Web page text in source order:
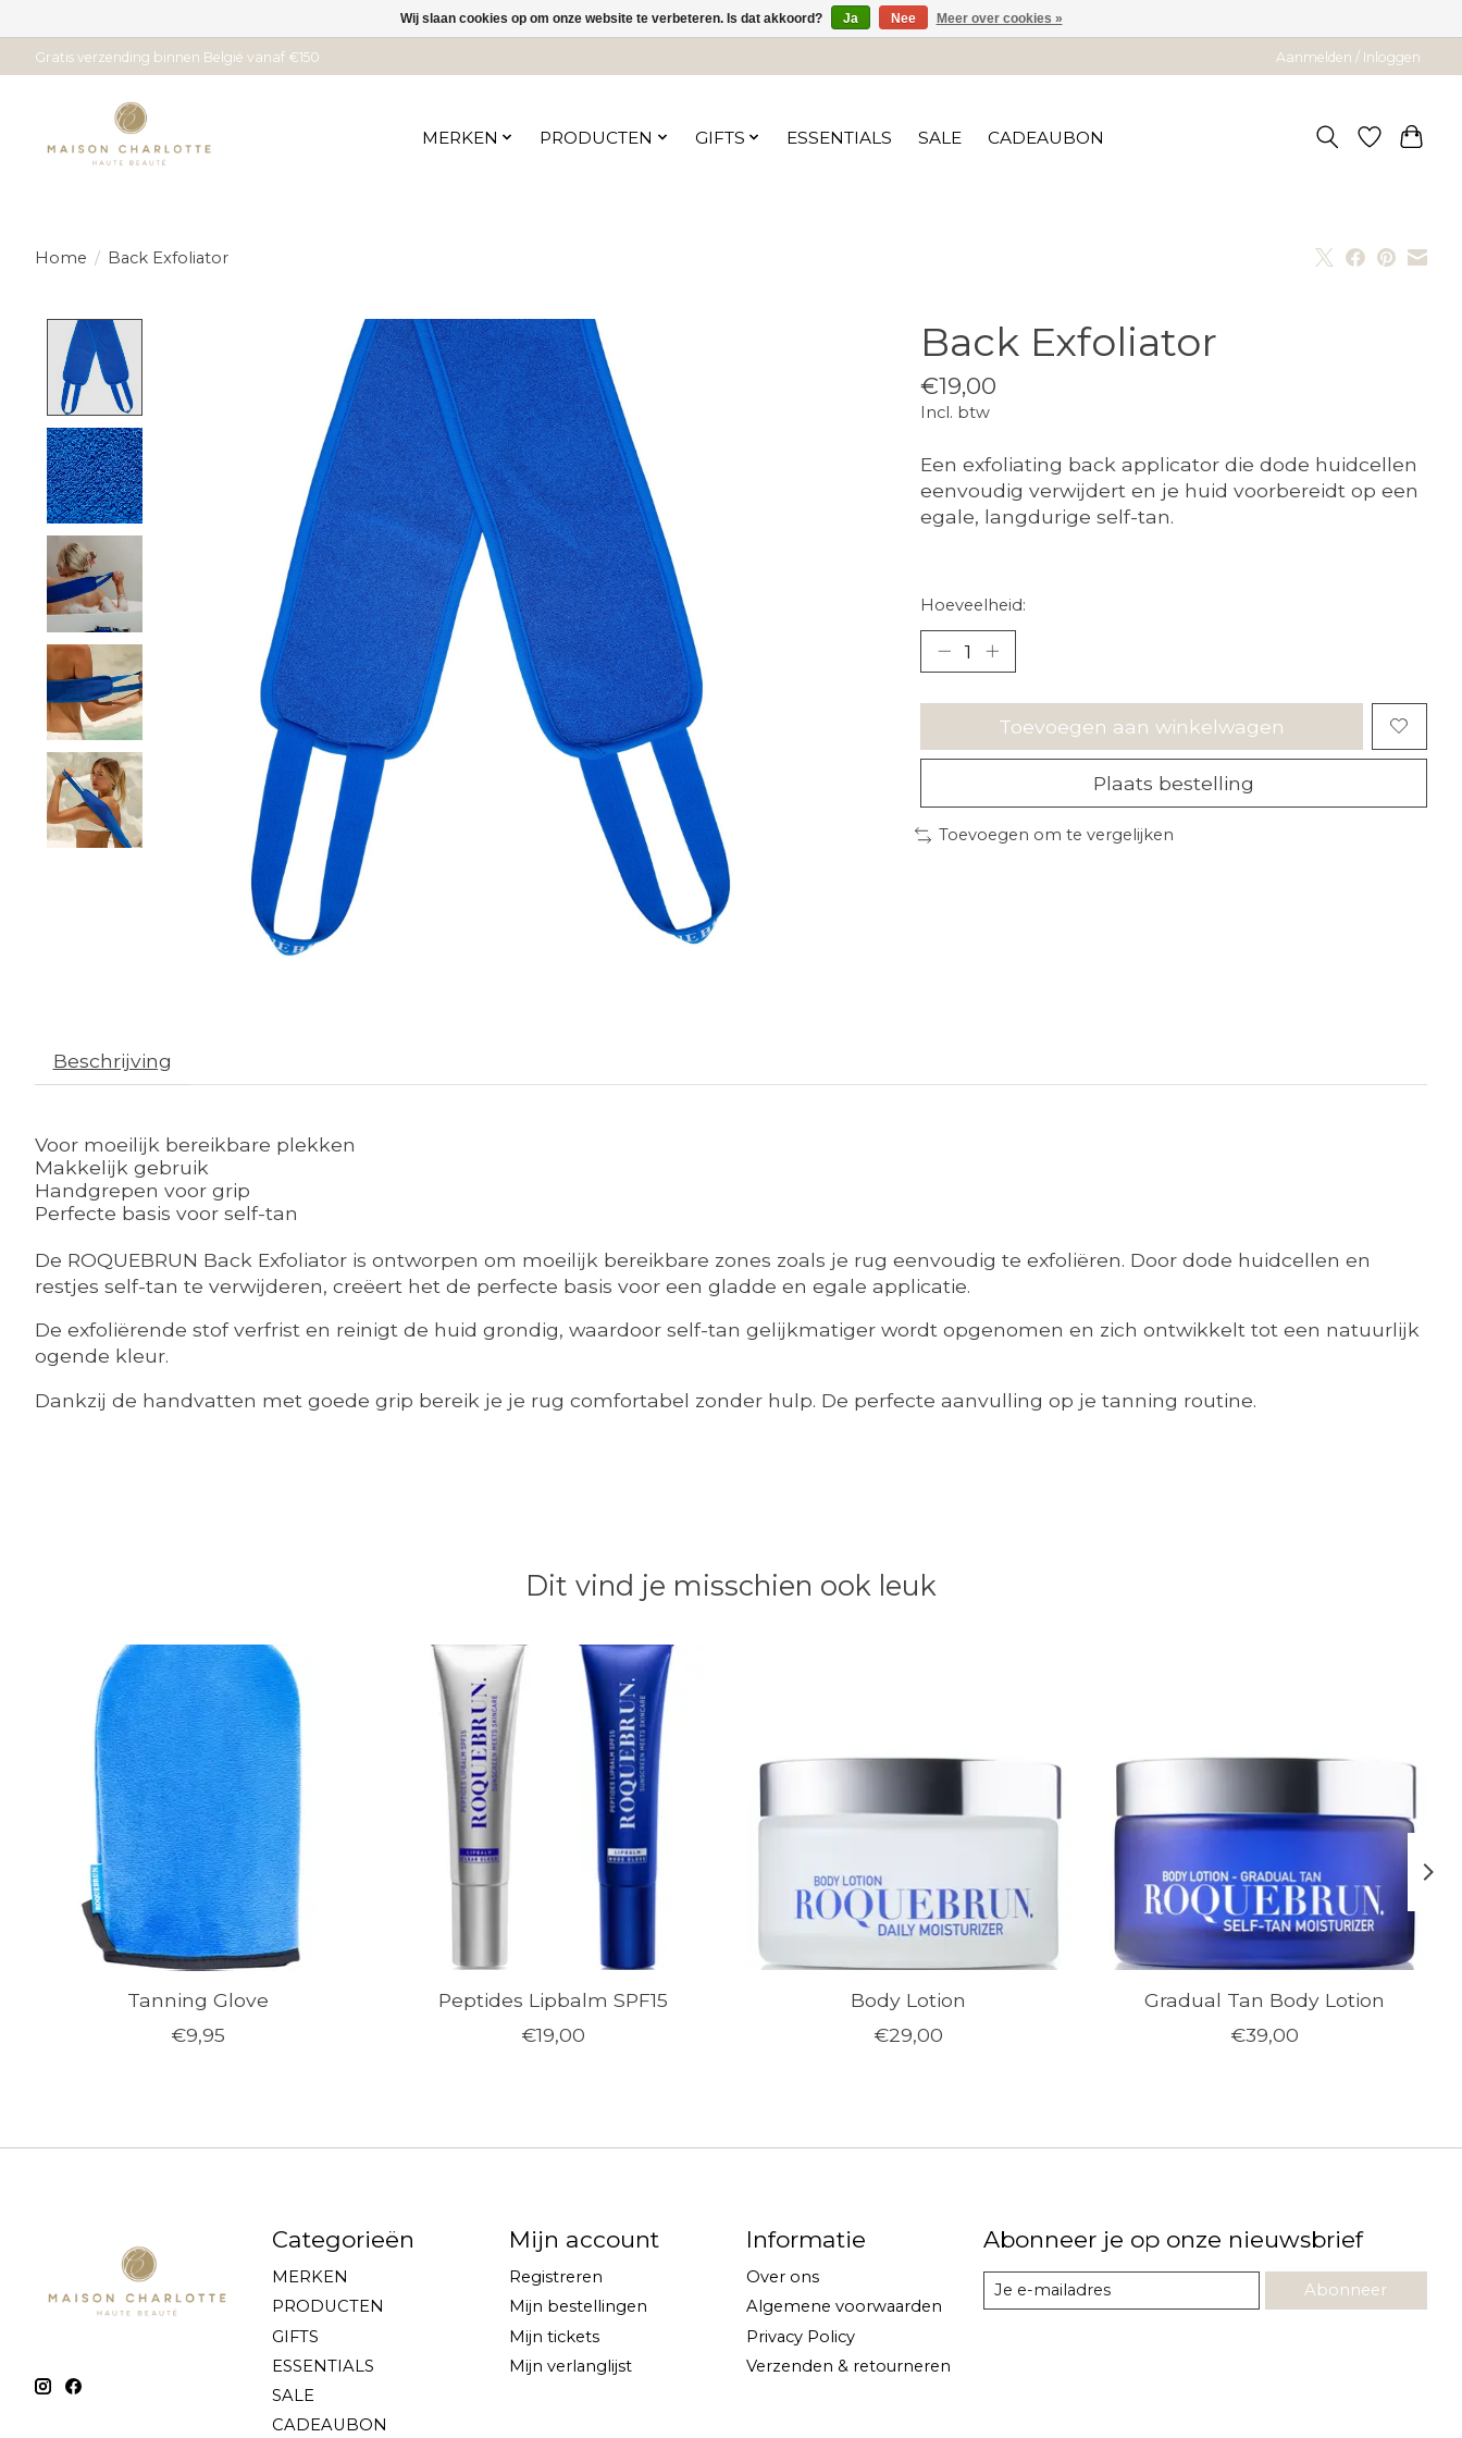
Gratis verzending binnen België vanaf €150 Aanmelden / Inloggen
MERKEN PRODUCTEN GIFTS ESSENTIALS SALE CADEAUBON
Home / Back Exfoliator
Product image slideshow Items Back Exfoliator
€19,00
Incl. btw
Een exfoliating back applicator die dode huidcellen
eenvoudig verwijdert en je huid voorbereidt op een
egale, langdurige self-tan.
Hoeveelheid:
Toevoegen aan winkelwagen
Plaats bestelling
Toevoegen om te vergelijken
Beschrijving
Voor moeilijk bereikbare plekken
Makkelijk gebruik
Handgrepen voor grip
Perfecte basis voor self-tan
De ROQUEBRUN Back Exfoliator is ontworpen om moeilijk bereikbare zones zoals je rug eenvoudig te exfoliëren. Door dode huidcellen en
restjes self-tan te verwijderen, creëert het de perfecte basis voor een gladde en egale applicatie.
De exfoliërende stof verfrist en reinigt de huid grondig, waardoor self-tan gelijkmatiger wordt opgenomen en zich ontwikkelt tot een natuurlijk
ogende kleur.
Dankzij de handvatten met goede grip bereik je je rug comfortabel zonder hulp. De perfecte aanvulling op je tanning routine.
Dit vind je misschien ook leuk
Items van productcarrousel
Tanning Glove
€9,95
Peptides Lipbalm SPF15
€19,00
Body Lotion
€29,00
Gradual Tan Body Lotion
€39,00
Categorieën
MERKEN
PRODUCTEN
GIFTS
ESSENTIALS
SALE
CADEAUBON
Mijn account
Registreren
Mijn bestellingen
Mijn tickets
Mijn verlanglijst
Informatie
Over ons
Algemene voorwaarden
Privacy Policy
Verzenden & retourneren
Abonneer je op onze nieuwsbrief
Abonneer
Wij slaan cookies op om onze website te verbeteren. Is dat akkoord? Ja Nee Meer over cookies »